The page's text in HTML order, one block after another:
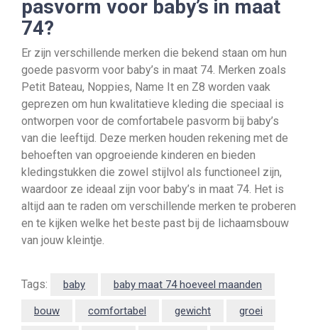
pasvorm voor baby’s in maat
74?
Er zijn verschillende merken die bekend staan om hun
goede pasvorm voor baby’s in maat 74. Merken zoals
Petit Bateau, Noppies, Name It en Z8 worden vaak
geprezen om hun kwalitatieve kleding die speciaal is
ontworpen voor de comfortabele pasvorm bij baby’s
van die leeftijd. Deze merken houden rekening met de
behoeften van opgroeiende kinderen en bieden
kledingstukken die zowel stijlvol als functioneel zijn,
waardoor ze ideaal zijn voor baby’s in maat 74. Het is
altijd aan te raden om verschillende merken te proberen
en te kijken welke het beste past bij de lichaamsbouw
van jouw kleintje.
Tags: baby baby maat 74 hoeveel maanden
bouw comfortabel gewicht groei